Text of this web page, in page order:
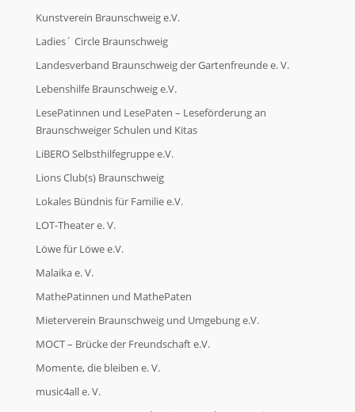
Kunstverein Braunschweig e.V.
Ladies´ Circle Braunschweig
Landesverband Braunschweig der Gartenfreunde e. V.
Lebenshilfe Braunschweig e.V.
LesePatinnen und LesePaten – Leseförderung an
Braunschweiger Schulen und Kitas
LiBERO Selbsthilfegruppe e.V.
Lions Club(s) Braunschweig
Lokales Bündnis für Familie e.V.
LOT-Theater e. V.
Löwe für Löwe e.V.
Malaika e. V.
MathePatinnen und MathePaten
Mieterverein Braunschweig und Umgebung e.V.
MOCT – Brücke der Freundschaft e.V.
Momente, die bleiben e. V.
music4all e. V.